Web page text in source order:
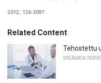
2012; 126: 3097.
Related Content
Tehostettu
SYDÄMEN